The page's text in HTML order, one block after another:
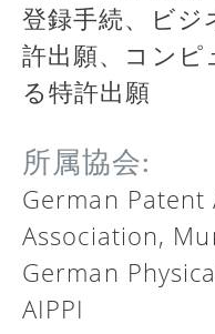
登録手続、ビ
許出願、コンピ
る特許出願
所属協会:
German Patent
Association,
German
AIPPI